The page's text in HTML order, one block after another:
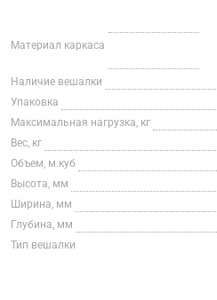
Материал каркаса
Наличие вешалки
Упаковка
Максимальная нагрузка, кг
Вес, кг
Объем, м.куб
Высота, мм
Ширина, мм
Глубина, мм
Тип вешалки